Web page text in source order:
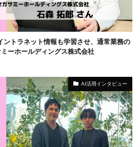
ントラネット情報も学習させ、通常業務の
ーホールディングス株式会社
AI活用インタビュー